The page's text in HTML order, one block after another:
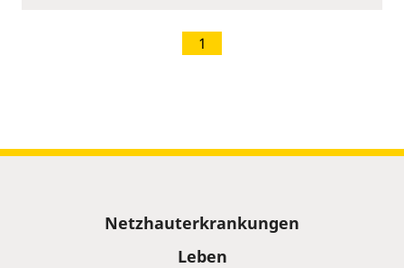
1
Netzhauterkrankungen
Leben